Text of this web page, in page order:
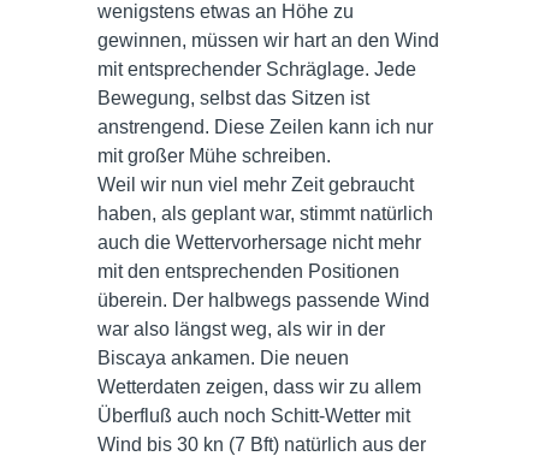
wenigstens etwas an Höhe zu
gewinnen, müssen wir hart an den Wind
mit entsprechender Schräglage. Jede
Bewegung, selbst das Sitzen ist
anstrengend. Diese Zeilen kann ich nur
mit großer Mühe schreiben.
Weil wir nun viel mehr Zeit gebraucht
haben, als geplant war, stimmt natürlich
auch die Wettervorhersage nicht mehr
mit den entsprechenden Positionen
überein. Der halbwegs passende Wind
war also längst weg, als wir in der
Biscaya ankamen. Die neuen
Wetterdaten zeigen, dass wir zu allem
Überfluß auch noch Schitt-Wetter mit
Wind bis 30 kn (7 Bft) natürlich aus der